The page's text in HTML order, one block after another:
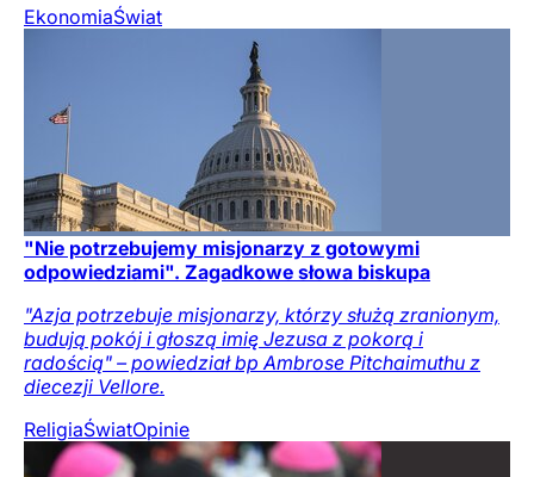
EkonomiaŚwiat
"Nie potrzebujemy misjonarzy z gotowymi
odpowiedziami". Zagadkowe słowa biskupa
"Azja potrzebuje misjonarzy, którzy służą zranionym,
budują pokój i głoszą imię Jezusa z pokorą i
radością" – powiedział bp Ambrose Pitchaimuthu z
diecezji Vellore.
ReligiaŚwiatOpinie